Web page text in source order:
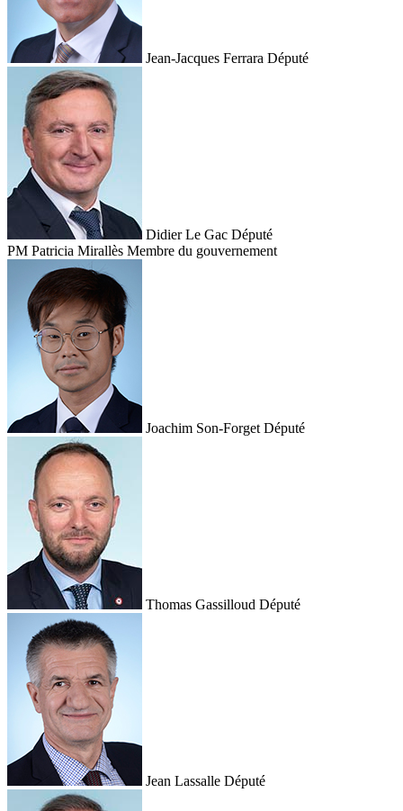
Jean-Jacques Ferrara Député
Didier Le Gac Député
PM Patricia Mirallès Membre du gouvernement
Joachim Son-Forget Député
Thomas Gassilloud Député
Jean Lassalle Député